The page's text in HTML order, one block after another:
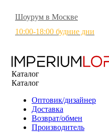
Шоурум в Москве
10:00-18:00 будние дни
Каталог
Каталог
Оптовик/дизайнер
Доставка
Возврат/обмен
Производитель